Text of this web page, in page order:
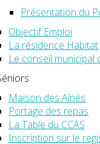
Présentation du
Objectif Emploi
La résidence Habitat
Le conseil municipal
Maison des Aînés
Portage des repas
La Table du CCAS
Inscription sur le